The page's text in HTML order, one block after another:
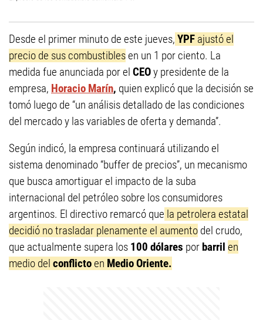
Desde el primer minuto de este jueves, YPF ajustó el
precio de sus combustiblesen un 1 por ciento. La
medida fue anunciada por el CEOy presidente de la
empresa, Horacio Marín, quien explicó que la decisión se
tomó luego de “un análisis detallado de las condiciones
del mercado y las variables de oferta y demanda”.
Según indicó, la empresa continuará utilizando el
sistema denominado “buffer de precios”, un mecanismo
que busca amortiguar el impacto de la suba
internacional del petróleo sobre los consumidores
argentinos. El directivo remarcó que la petrolera estatal
decidió no trasladar plenamente el aumento del crudo,
que actualmente supera los 100 dólares por barril en
medio del conflictoen Medio Oriente.